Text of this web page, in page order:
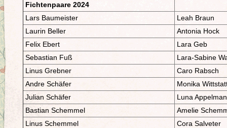
Fichtenpaare 2024
Lars Baumeister
Leah Braun
Laurin Beller
Antonia Hock
Felix Ebert
Lara Geb
Sebastian Fuß
Lara-Sabine
Linus Grebner
Caro Rabsch
Andre Schäfer
Monika
Julian Schäfer
Luna
Bastian Schemmel
Amelie
Linus Schemmel
Cora Salveter